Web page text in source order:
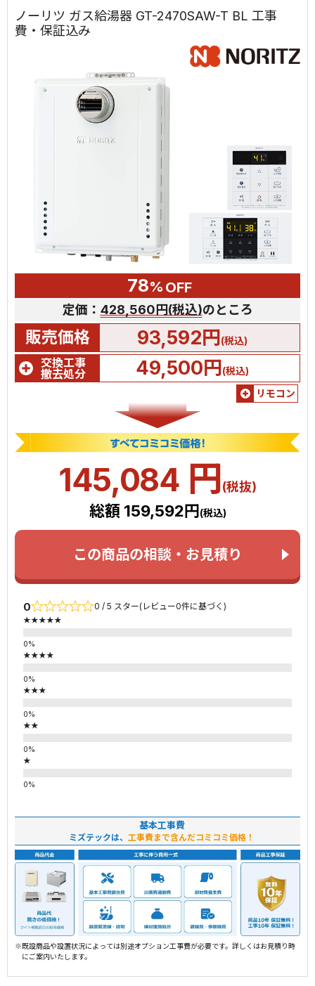
ノーリツ ガス給湯器 GT-2470SAW-T BL 工事
費・保証込み
78% OFF
定価： 428,560円(税込)のところ
販売価格 93,592円(税込)
交換工事
撤去処分
49,500円(税込)
リモコン
145,084 円(税抜)
総額 159,592円 (税込)
この商品の相談・お見積り
0 0 / 5 スター(レビュー0件に基づく)
★★★★★
★★★★
★★★
★★
★
基本工事費
ミズテックは、 工事費まで含んだコミコミ価格！
※既設商品や設置状況によっては別途オプション工事費が必要です。詳しくはお見積り時
にご案内いたします。